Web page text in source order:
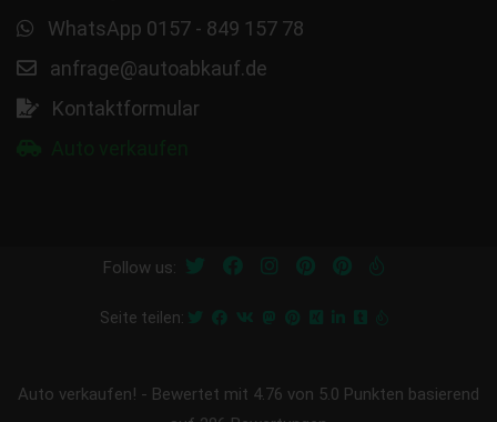
WhatsApp 0157 - 849 157 78
anfrage@autoabkauf.de
Kontaktformular
Follow us:
Seite teilen:
Auto verkaufen! - Bewertet mit 4.76 von 5.0 Punkten basierend